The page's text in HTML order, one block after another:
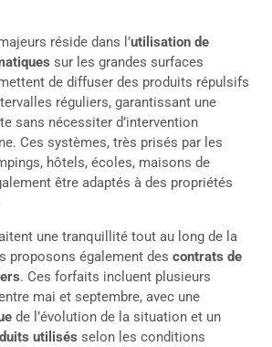
réside dans l’utilisation de
sur les grandes surfaces
de diffuser des produits répulsifs
réguliers, garantissant une
sans nécessiter d’intervention
Ces systèmes, très prisés par les
hôtels, écoles, maisons de
être adaptés à des propriétés
une tranquillité tout au long de la
proposons également des contrats de
. Ces forfaits incluent plusieurs
mai et septembre, avec une
de l’évolution de la situation et un
utilisés selon les conditions